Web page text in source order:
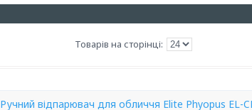
Ручний відпарювач для обличчя Elite Phyopus EL-